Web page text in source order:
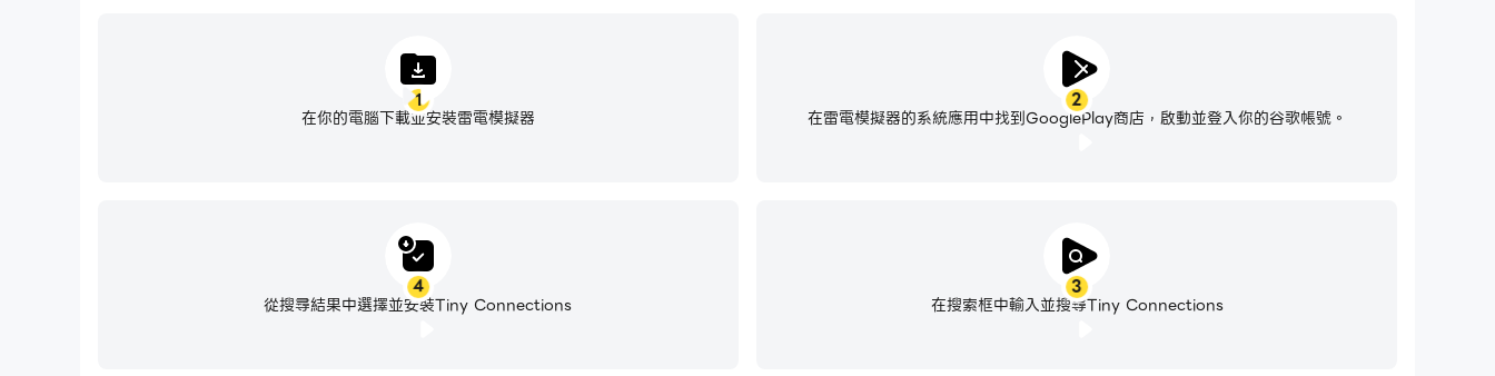
1
在你的電腦下載並安裝雷電模擬器
2
在雷電模擬器的系統應用中找到GooglePlay商店，啟動並登入你的谷歌帳號。
3
在搜索框中輸入並搜尋Tiny Connections
4
從搜尋結果中選擇並安裝Tiny Connections